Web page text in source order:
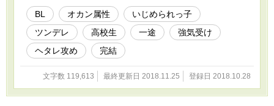
BL オカン属性
いじめられっ子
ツンデレ
高校生 一途
強気受け
ヘタレ攻め
完結
文字数 119,613 最終更新日 2018.11.25 登録日 2018.10.28